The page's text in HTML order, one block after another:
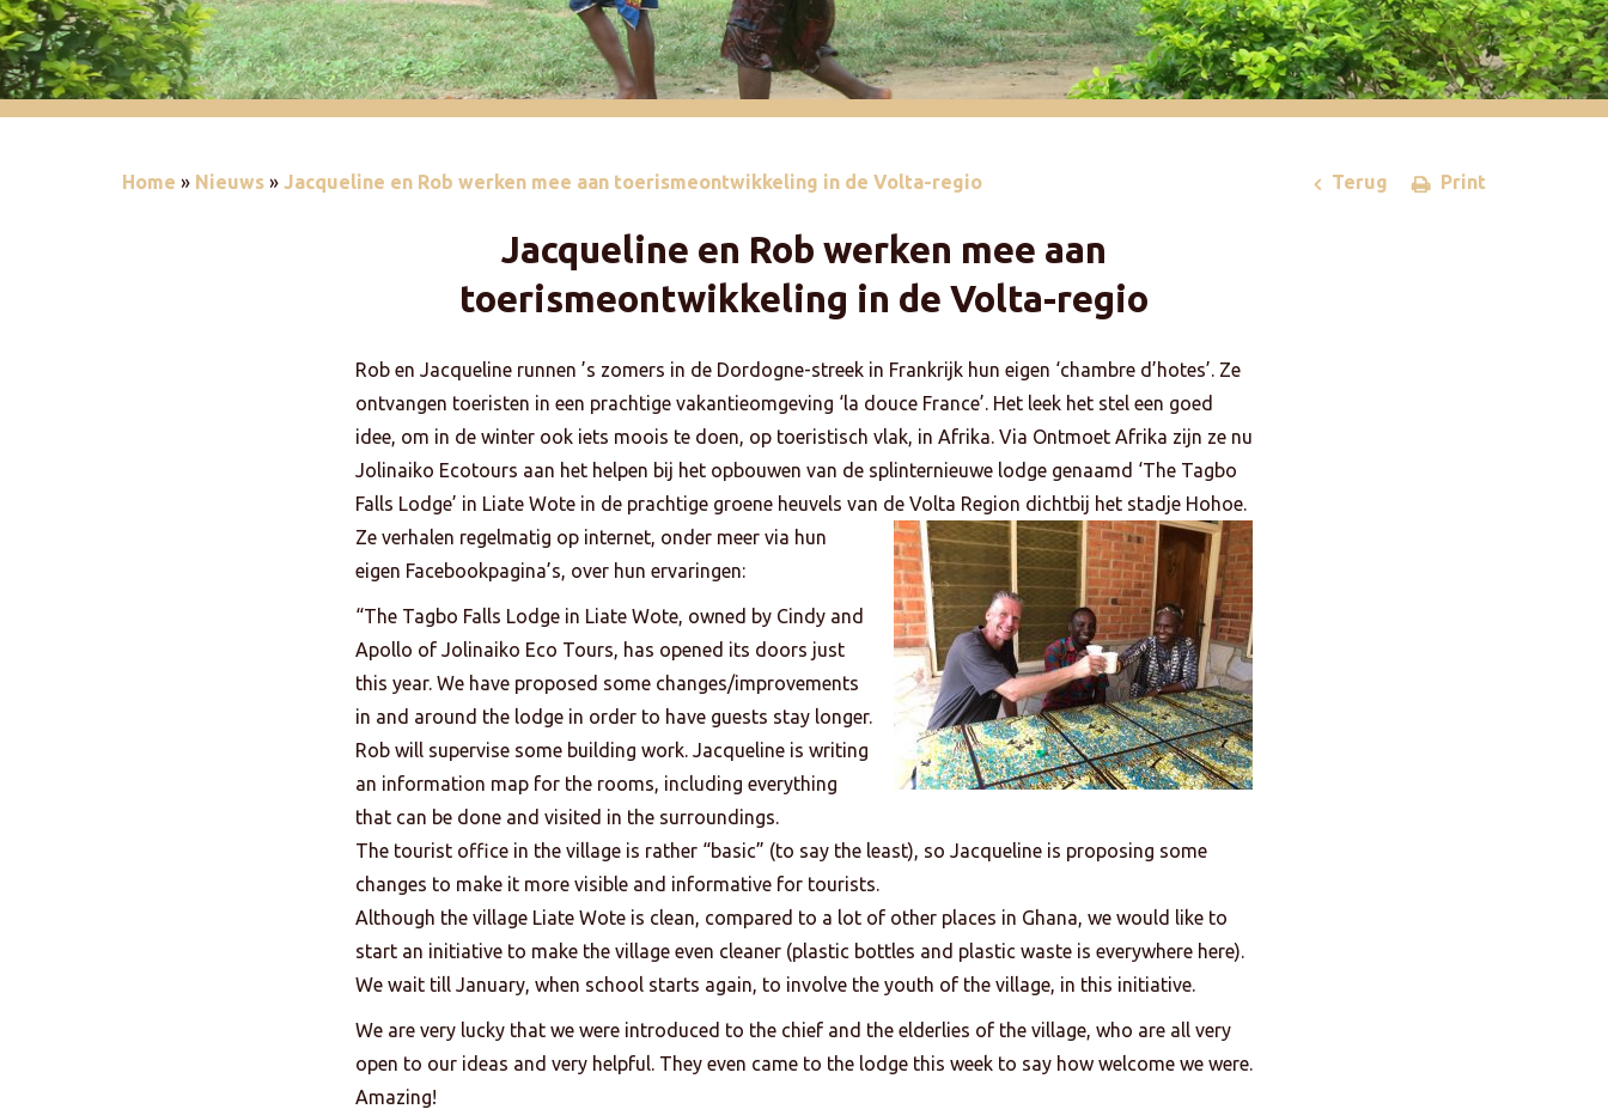
Home » Nieuws » Jacqueline en Rob werken mee aan toerismeontwikkeling in de Volta-regio Print
Terug
Jacqueline en Rob werken mee aan
toerismeontwikkeling in de Volta-regio
Rob en Jacqueline runnen ’s zomers in de Dordogne-streek in Frankrijk hun eigen ‘chambre d’hotes’. Ze
ontvangen toeristen in een prachtige vakantieomgeving ‘la douce France’. Het leek het stel een goed
idee, om in de winter ook iets moois te doen, op toeristisch vlak, in Afrika. Via Ontmoet Afrika zijn ze nu
Jolinaiko Ecotours aan het helpen bij het opbouwen van de splinternieuwe lodge genaamd ‘The Tagbo
Falls Lodge’ in Liate Wote in de prachtige groene heuvels van de Volta Region dichtbij het stadje Hohoe.
Ze verhalen regelmatig op internet, onder meer via hun
eigen Facebookpagina’s, over hun ervaringen:
“The Tagbo Falls Lodge in Liate Wote, owned by Cindy and
Apollo of Jolinaiko Eco Tours, has opened its doors just
this year. We have proposed some changes/improvements
in and around the lodge in order to have guests stay longer.
Rob will supervise some building work. Jacqueline is writing
an information map for the rooms, including everything
that can be done and visited in the surroundings.
The tourist office in the village is rather “basic” (to say the least), so Jacqueline is proposing some
changes to make it more visible and informative for tourists.
Although the village Liate Wote is clean, compared to a lot of other places in Ghana, we would like to
start an initiative to make the village even cleaner (plastic bottles and plastic waste is everywhere here).
We wait till January, when school starts again, to involve the youth of the village, in this initiative.
We are very lucky that we were introduced to the chief and the elderlies of the village, who are all very
open to our ideas and very helpful. They even came to the lodge this week to say how welcome we were.
Amazing!